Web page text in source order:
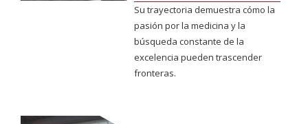
Su trayectoria demuestra cómo la
pasión por la medicina y la
búsqueda constante de la
excelencia pueden trascender
fronteras.